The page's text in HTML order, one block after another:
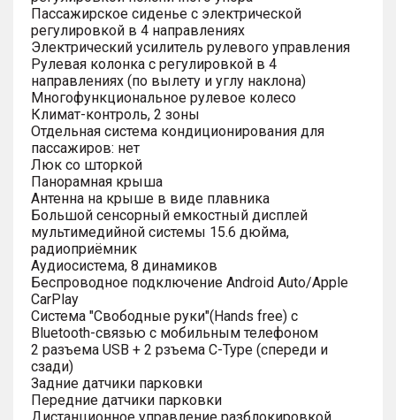
Пассажирское сиденье с электрической
регулировкой в 4 направлениях
Электрический усилитель рулевого управления
Рулевая колонка с регулировкой в 4
направлениях (по вылету и углу наклона)
Многофункциональное рулевое колесо
Климат-контроль, 2 зоны
Отдельная система кондиционирования для
пассажиров: нет
Люк со шторкой
Панорамная крыша
Антенна на крыше в виде плавника
Большой сенсорный емкостный дисплей
мультимедийной системы 15.6 дюйма,
радиоприёмник
Аудиосистема, 8 динамиков
Беспроводное подключение Android Auto/Apple
CarPlay
Система "Свободные руки"(Hands free) с
Bluetooth-связью с мобильным телефоном
2 разъема USB + 2 рзъема C-Type (спереди и
сзади)
Задние датчики парковки
Передние датчики парковки
Дистанционное управление разблокировкой